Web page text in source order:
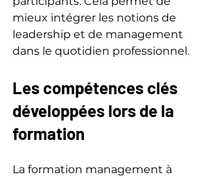
mieux intégrer les notions de
leadership et de management
dans le quotidien professionnel.
Les compétences clés
développées lors de la
formation
La formation management à